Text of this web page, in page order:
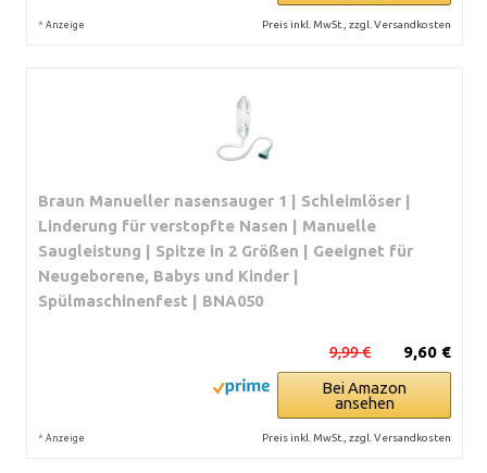
* Anzeige Preis inkl. MwSt., zzgl. Versandkosten
Braun Manueller nasensauger 1 | Schleimlöser |
Linderung für verstopfte Nasen | Manuelle
Saugleistung | Spitze in 2 Größen | Geeignet für
Neugeborene, Babys und Kinder |
Spülmaschinenfest | BNA050
9,60 €
9,99 €
Bei Amazon
ansehen
* Anzeige Preis inkl. MwSt., zzgl. Versandkosten